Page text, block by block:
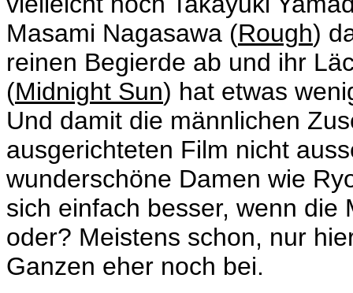
Masami Nagasawa (Rough)
reinen Begierde ab und ihr
(Midnight Sun) hat etwas
Und damit die männlichen
ausgerichteten Film nicht
wunderschöne Damen wie
sich einfach besser, wenn die
oder? Meistens schon, nur
Ganzen eher noch bei.